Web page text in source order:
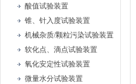
酸值试验装置
锥、针入度试验装置
机械杂质/颗粒污染试验装置
软化点、滴点试验装置
氧化安定性试验装置
微量水分试验装置